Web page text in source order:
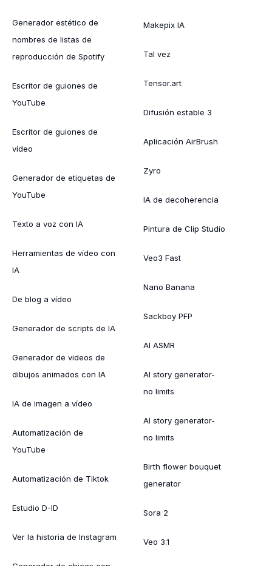
Generador estético de
nombres de listas de
reproducción de Spotify
Escritor de guiones de
YouTube
Escritor de guiones de
vídeo
Generador de etiquetas de
YouTube
Texto a voz con IA
Herramientas de vídeo con
IA
De blog a vídeo
Generador de scripts de IA
Generador de videos de
dibujos animados con IA
IA de imagen a vídeo
Automatización de
YouTube
Automatización de Tiktok
Estudio D-ID
Ver la historia de Instagram
Makepix IA
Tal vez
Tensor.art
Difusión estable 3
Aplicación AirBrush
Zyro
IA de decoherencia
Pintura de Clip Studio
Veo3 Fast
Nano Banana
Sackboy PFP
AI ASMR
AI story generator-
no limits
AI story generator-
no limits
Birth flower bouquet
generator
Sora 2
Veo 3.1